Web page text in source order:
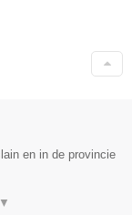
en in de provincie
▼